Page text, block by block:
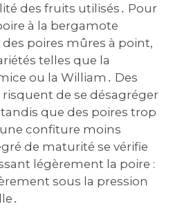
des fruits utilisés․ Pour
à la bergamote
des poires mûres à point,
telles que la
ou la William․ Des
de se désagréger
que des poires trop
confiture moins
de maturité se vérifie
légèrement la poire :
sous la pression